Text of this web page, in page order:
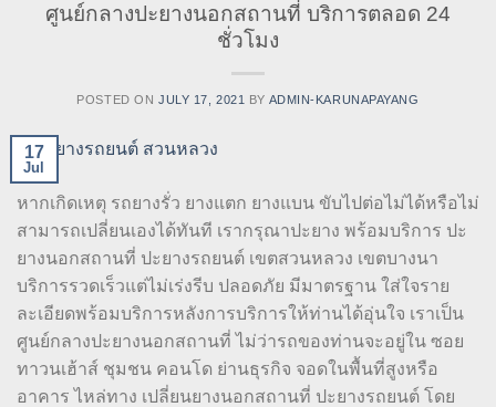
ศูนย์กลางปะยางนอกสถานที่ บริการตลอด 24
ชั่วโมง
POSTED ON JULY 17, 2021 BY ADMIN-KARUNAPAYANG
17
Jul
หากเกิดเหตุ รถยางรั่ว ยางแตก ยางแบน ขับไปต่อไม่ได้หรือไม่
สามารถเปลี่ยนเองได้ทันที เรากรุณาปะยาง พร้อมบริการ ปะ
ยางนอกสถานที่ ปะยางรถยนต์ เขตสวนหลวง เขตบางนา
บริการรวดเร็วแต่ไม่เร่งรีบ ปลอดภัย มีมาตรฐาน ใส่ใจราย
ละเอียดพร้อมบริการหลังการบริการให้ท่านได้อุ่นใจ เราเป็น
ศูนย์กลางปะยางนอกสถานที่ ไม่ว่ารถของท่านจะอยู่ใน ซอย
ทาวนเฮ้าส์ ชุมชน คอนโด ย่านธุรกิจ จอดในพื้นที่สูงหรือ
อาคาร ไหล่ทาง เปลี่ยนยางนอกสถานที่ ปะยางรถยนต์ โดย